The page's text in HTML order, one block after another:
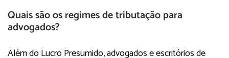
Quais são os regimes de tributação para
advogados?
Além do Lucro Presumido, advogados e escritórios de